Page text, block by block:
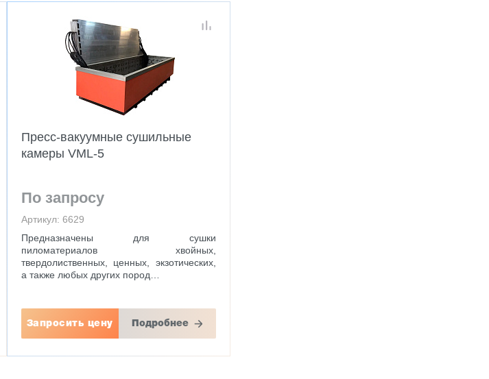
Пресс-вакуумные сушильные
камеры VML-5
По запросу
Артикул: 6629
Предназначены для сушки
пиломатериалов хвойных,
твердолиственных, ценных, экзотических,
а также любых других пород…
Запросить цену Подробнее